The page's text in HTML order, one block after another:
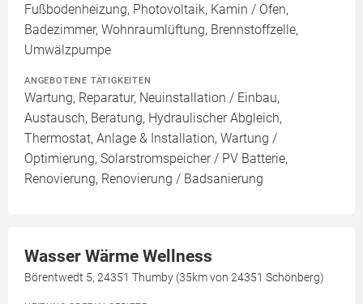
Fußbodenheizung, Photovoltaik, Kamin / Ofen,
Badezimmer, Wohnraumlüftung, Brennstoffzelle,
Umwälzpumpe
ANGEBOTENE TÄTIGKEITEN
Wartung, Reparatur, Neuinstallation / Einbau,
Austausch, Beratung, Hydraulischer Abgleich,
Thermostat, Anlage & Installation, Wartung /
Optimierung, Solarstromspeicher / PV Batterie,
Renovierung, Renovierung / Badsanierung
Wasser Wärme Wellness
Börentwedt 5, 24351 Thumby (35km von 24351 Schönberg)